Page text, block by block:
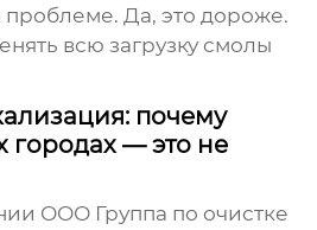
проблеме. Да, это дороже.
всю загрузку смолы
почему
городах — это не
ООО Группа по очистке